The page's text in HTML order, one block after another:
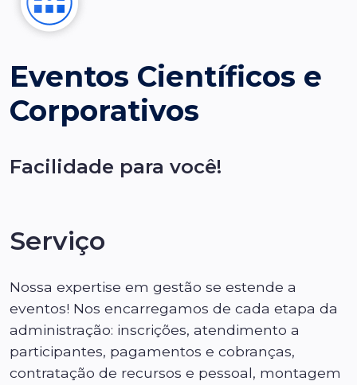
Eventos Científicos e
Corporativos
Facilidade para você!
Serviço
Nossa expertise em gestão se estende a
eventos! Nos encarregamos de cada etapa da
administração: inscrições, atendimento a
participantes, pagamentos e cobranças,
contratação de recursos e pessoal, montagem